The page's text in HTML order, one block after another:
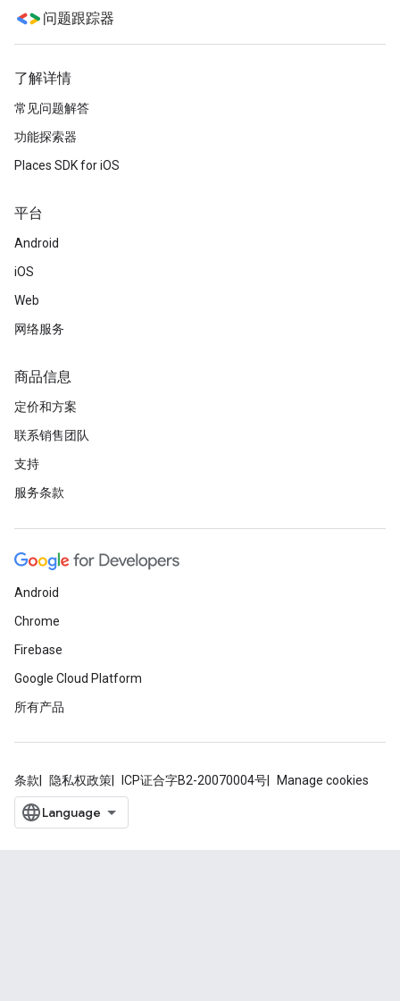
问题跟踪器
了解详情
常见问题解答
功能探索器
Places SDK for iOS
平台
Android
iOS
Web
网络服务
商品信息
定价和方案
联系销售团队
支持
服务条款
Android
Chrome
Firebase
Google Cloud Platform
所有产品
条款 隐私权政策 ICP证合字B2-20070004号 Manage cookies